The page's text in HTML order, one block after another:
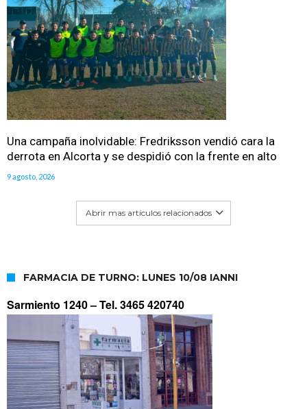
Una campaña inolvidable: Fredriksson vendió cara la
derrota en Alcorta y se despidió con la frente en alto
9 agosto, 2026
Abrir mas artículos relacionados
FARMACIA DE TURNO: LUNES 10/08 IANNI
Sarmiento 1240 –Tel. 3465 420740